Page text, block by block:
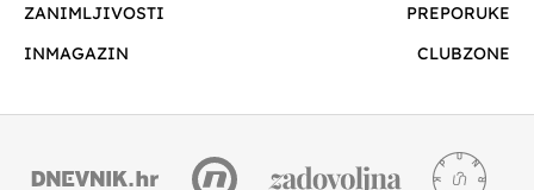
ZANIMLJIVOSTI
PREPORUKE
INMAGAZIN
CLUBZONE